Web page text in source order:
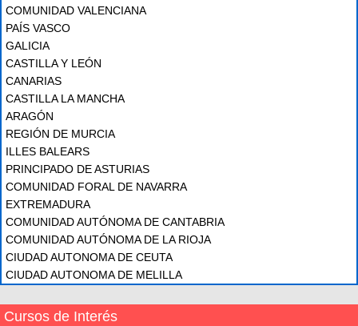
COMUNIDAD VALENCIANA
PAÍS VASCO
GALICIA
CASTILLA Y LEÓN
CANARIAS
CASTILLA LA MANCHA
ARAGÓN
REGIÓN DE MURCIA
ILLES BALEARS
PRINCIPADO DE ASTURIAS
COMUNIDAD FORAL DE NAVARRA
EXTREMADURA
COMUNIDAD AUTÓNOMA DE CANTABRIA
COMUNIDAD AUTÓNOMA DE LA RIOJA
CIUDAD AUTONOMA DE CEUTA
CIUDAD AUTONOMA DE MELILLA
Cursos de Interés